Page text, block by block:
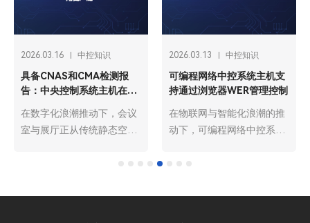
2026.03.16 中控知识
具备CNAS和CMA检测报
告：中央控制系统主机在会
在数字化浪潮推动下，会议
室与展厅正从传统静态空间
优势，成为两大场景的必备
2026.03.13 中控知识
可编程网络中控系统主机支
持通过浏览器WER管理控制
在物联网与智能化浪潮的推
动下，可编程网络中控系统
协同、指令下发、状态监控